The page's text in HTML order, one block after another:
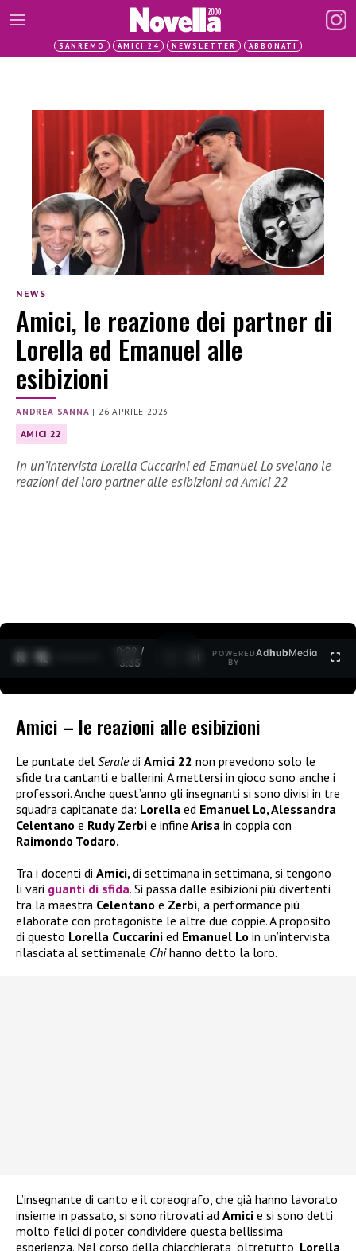
SANREMO AMICI 24 NEWSLETTER ABBONATI
NEWS
Amici, le reazione dei partner di
Lorella ed Emanuel alle
esibizioni
ANDREA SANNA |26 APRILE 2023
AMICI 22
In un’intervista Lorella Cuccarini ed Emanuel Lo svelano le
reazioni dei loro partner alle esibizioni ad Amici 22
0:30 /
3:35
POWERED
BY
AdhubMedia
Amici – le reazioni alle esibizioni
Le puntate del Seraledi Amici 22 non prevedono solo le
sfide tra cantanti e ballerini. A mettersi in gioco sono anche i
professori. Anche quest’anno gli insegnanti si sono divisi in tre
squadra capitanate da: Lorella ed Emanuel Lo, Alessandra
Celentano e Rudy Zerbi e infine Arisa in coppia con
Raimondo Todaro.
Tra i docenti di Amici,di settimana in settimana, si tengono
li vari guanti di sfida. Si passa dalle esibizioni più divertenti
tra la maestra Celentano e Zerbi, a performance più
elaborate con protagoniste le altre due coppie. A proposito
di questo Lorella Cuccarini ed Emanuel Lo in un’intervista
rilasciata al settimanale Chihanno detto la loro.
L’insegnante di canto e il coreografo, che già hanno lavorato
insieme in passato, si sono ritrovati ad Amici e si sono detti
molto felici di poter condividere questa bellissima
esperienza. Nel corso della chiacchierata, oltretutto, Lorella